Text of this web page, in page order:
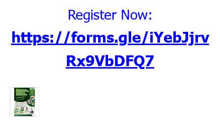
Register Now:
https://forms.gle/iYebJjrv
Rx9VbDFQ7